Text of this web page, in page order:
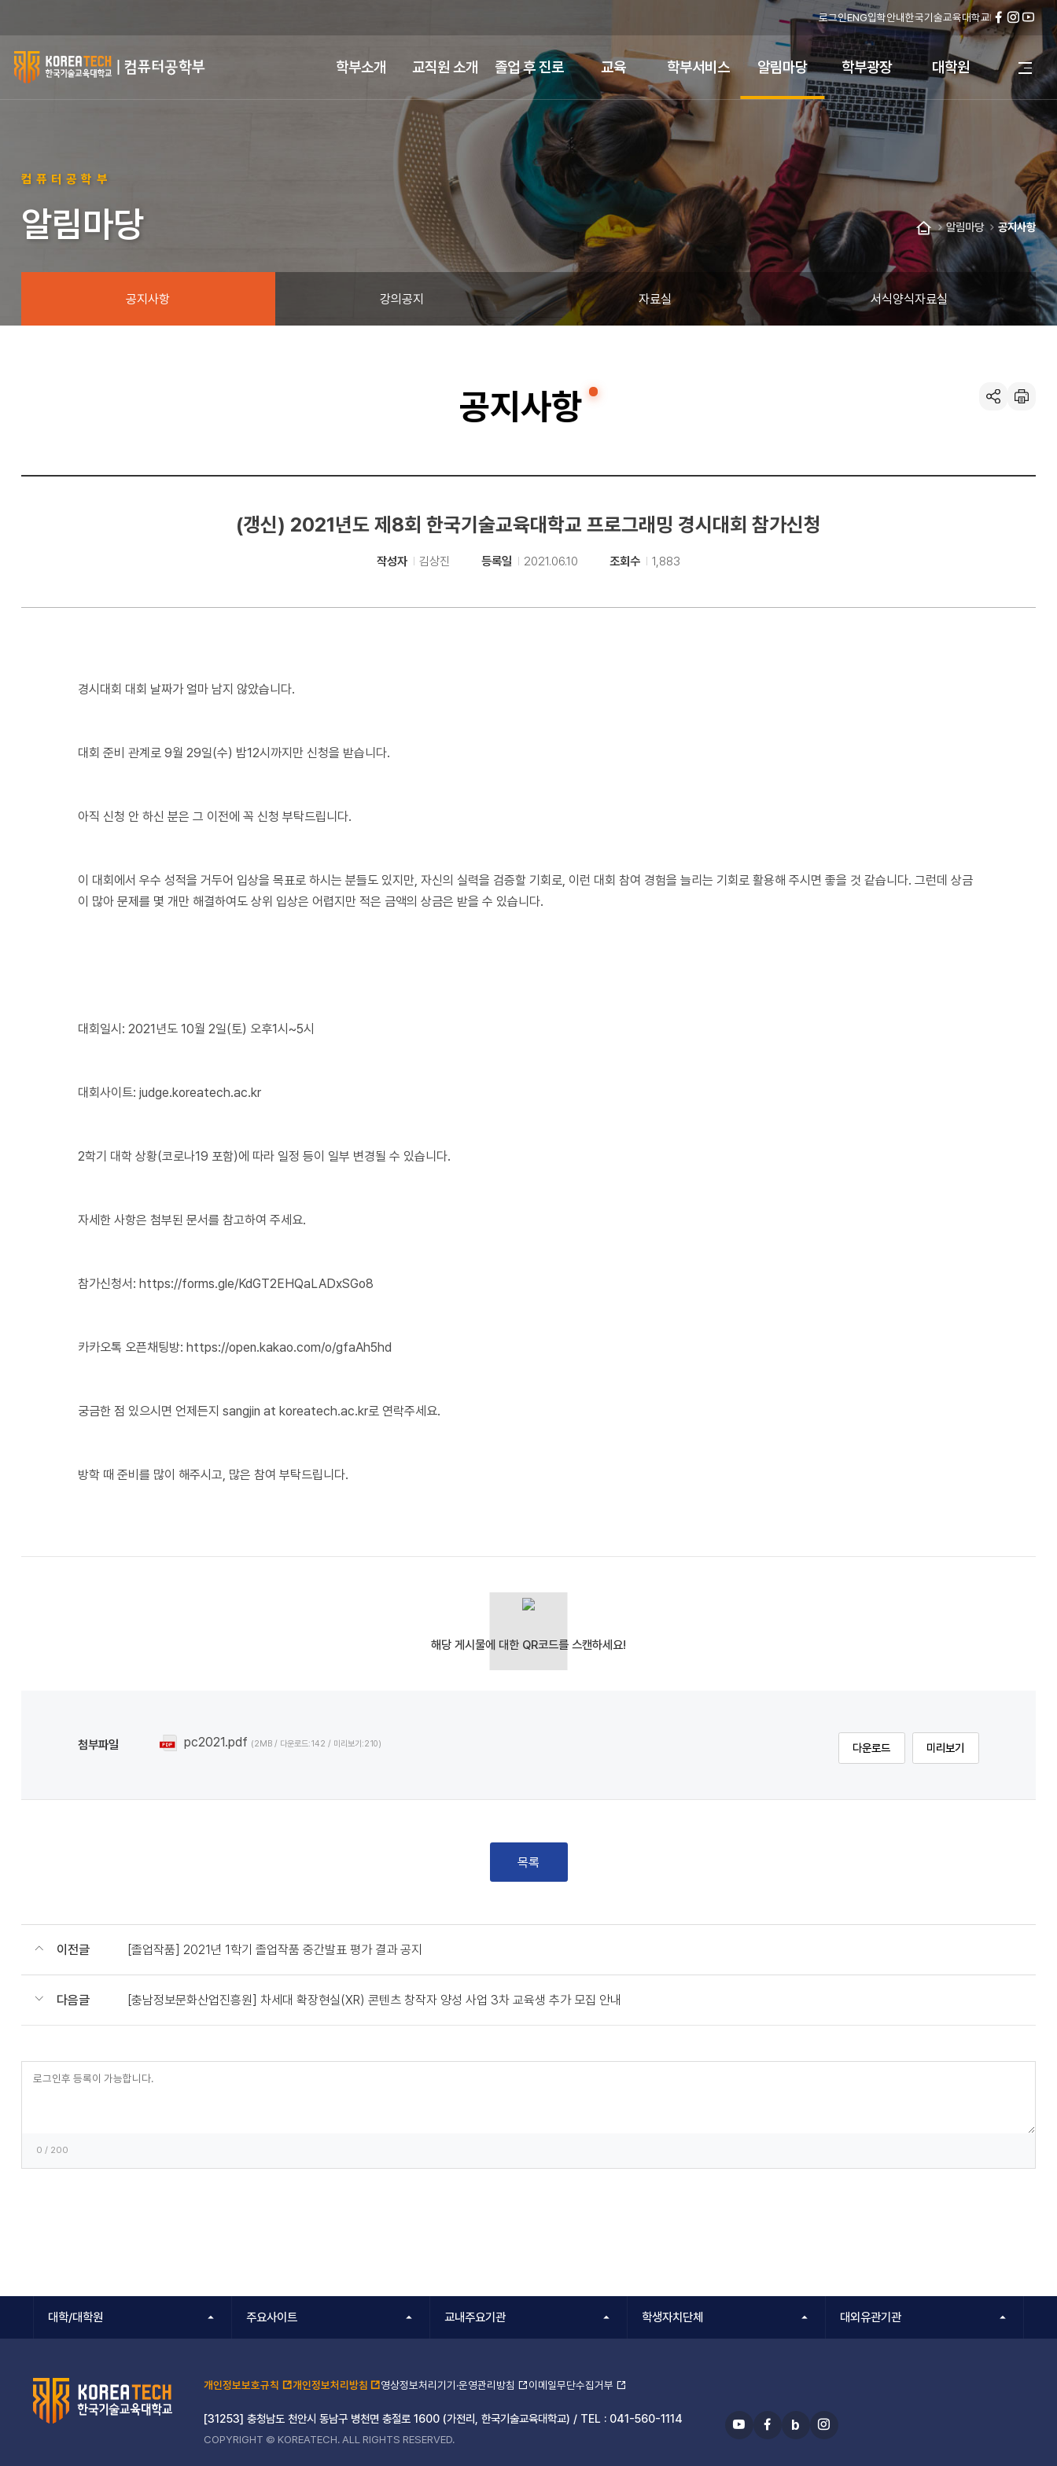
로그인ENG입학안내한국기술교육대학교
페
스
북
인
스
타
그
램
유
브
한
육
교
학
학부소개 교직원 소개 졸업 후 진로 교육 학부서비스 알림마당 학부광장 대학원
전
체
메
뉴
열
컴퓨터공학부
알림마당 홈
알림마당 공지사항
공지사항 강의공지 자료실 서식양식자료실
공지사항 공유하기
인
(갱신) 2021년도 제8회 한국기술교육대학교 프로그래밍 경시대회 참가신청
작성자 김상진 등록일 2021.06.10 조회수 1,883
경시대회 대회 날짜가 얼마 남지 않았습니다.
대회 준비 관계로 9월 29일(수) 밤12시까지만 신청을 받습니다.
아직 신청 안 하신 분은 그 이전에 꼭 신청 부탁드립니다.
이 대회에서 우수 성적을 거두어 입상을 목표로 하시는 분들도 있지만, 자신의 실력을 검증할 기회로, 이런 대회 참여 경험을 늘리는 기회로 활용해 주시면 좋을 것 같습니다. 그런데 상금
이 많아 문제를 몇 개만 해결하여도 상위 입상은 어렵지만 적은 금액의 상금은 받을 수 있습니다.
대회일시: 2021년도 10월 2일(토) 오후1시~5시
대회사이트: judge.koreatech.ac.kr
2학기 대학 상황(코로나19 포함)에 따라 일정 등이 일부 변경될 수 있습니다.
자세한 사항은 첨부된 문서를 참고하여 주세요.
참가신청서: https://forms.gle/KdGT2EHQaLADxSGo8
카카오톡 오픈채팅방: https://open.kakao.com/o/gfaAh5hd
궁금한 점 있으시면 언제든지 sangjin at koreatech.ac.kr로 연락주세요.
방학 때 준비를 많이 해주시고, 많은 참여 부탁드립니다.
첨부파일 pc2021.pdf (2MB / 다운로드:142 / 미리보기:210) 다운로드 미리보기
목록
이전글 [졸업작품] 2021년 1학기 졸업작품 중간발표 평가 결과 공지
다음글 [충남정보문화산업진흥원] 차세대 확장현실(XR) 콘텐츠 창작자 양성 사업 3차 교육생 추가 모집 안내
0 / 200
대학/대학원 주요사이트 교내주요기관 학생자치단체 대외유관기관
개인정보보호규칙 개인정보처리방침 영상정보처리기기·운영관리방침 이메일무단수집거부
[31253] 충청남도 천안시 동남구 병천면 충절로 1600 (가전리, 한국기술교육대학교) / TEL : 041-560-1114
COPYRIGHT © KOREATECH. ALL RIGHTS RESERVED.
유
페
b
블
인